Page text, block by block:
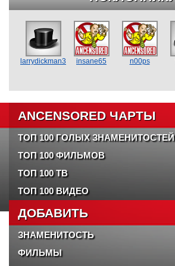
larrydickman3 insane65 n00ps
ANCENSORED ЧАРТЫ
ТОП 100 ГОЛЫХ ЗНАМЕНИТОСТЕЙ
ТОП 100 ФИЛЬМОВ
ТОП 100 ТВ
ТОП 100 ВИДЕО
ДОБАВИТЬ
ЗНАМЕНИТОСТЬ
ФИЛЬМЫ